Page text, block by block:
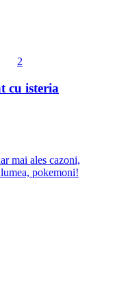
2
cu isteria
mai ales cazoni,
pokemoni!